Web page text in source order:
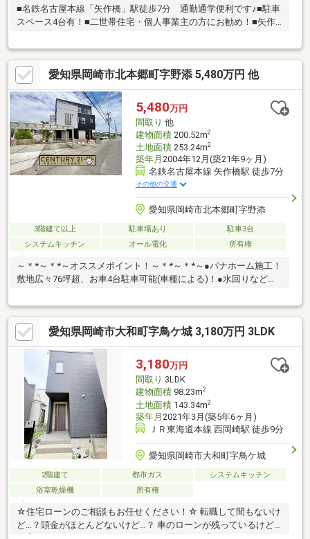
■名鉄名古屋本線「矢作橋」駅徒歩7分 通勤通学便利です♪■駐車
スペース4台有！■二世帯住宅・個人事業主の方にお勧め！■矢作
分)◇◆◇◆◇◆◇◆◇◆◇◆◇◆◇◆◇◆◇◆◇◆◇0120-
503-720【通話料無料】へお気軽にお問い合わせください！平日、
土日問わずご案内致します！自己資金0円、自営業の方、勤務年数
が短い方など資金計画でご不安な方もお気軽にご相談ください♪未
公開物件情報も多数ご用意しております
♪◇◆◇◆◇◆◇◆◇◆◇◆◇◆◇◆◇◆◇◆◇◆◇
愛知県岡崎市北本郷町字野添 5,480万円 他
5,480万円
間取り 他
建物面積200.52m2
土地面積253.24m2
築年月 2004年12月(築21年9ヶ月)
名鉄名古屋本線 矢作橋駅 徒歩7分
その他の交通
愛知県岡崎市北本郷町字野添
3階建て以上 駐車場あり
駐車3台
システムキッチン
オール電化 所有権
～＊*～＊*～オススメポイント！～＊*～＊*～●パナホーム施工！
敷地広々76坪超、お車4台駐車可能(車種による)！●水回りなどリ
帖LDKは明るく風通し良い空間でご家族がゆったりと過ごすこと
ができます！●WIC、ホールの収納など収納豊富なお家です！●毎
日の生活が豊かになるお庭付！チェアを置いたりグリーンを育て
たりと様々な用途で楽しめます！【周辺環境】■名鉄名古屋本線
『矢作橋』駅まで徒歩約7分と通勤・通学に便利な立地！■国道1
号線にアクセスが良くお車での移動に便利！他にもオススメがい
っぱい！お気軽にお問合せください！
愛知県岡崎市大和町字鳥ケ城 3,180万円 3LDK
3,180万円
間取り 3LDK
建物面積98.23m2
土地面積143.34m2
築年月 2021年3月(築5年6ヶ月)
ＪＲ東海道本線 西岡崎駅 徒歩9分
愛知県岡崎市大和町字鳥ケ城
2階建て 都市ガス
システムキッチン
浴室乾燥機
所有権
☆住宅ローンのご相談もお任せください！☆ 転職して間もないけ
ど…？頭金がほとんどないけど…？ 車のローンが残っているけど